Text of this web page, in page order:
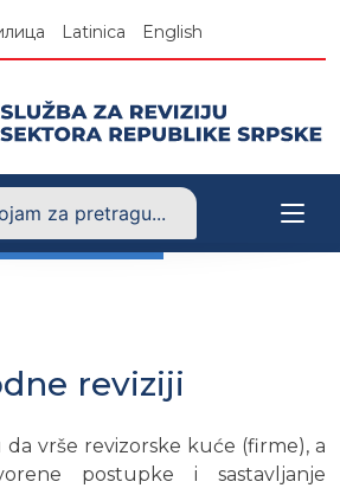
Latinica English
reviziji
vrše revizorske kuće (firme), a
postupke i sastavljanje